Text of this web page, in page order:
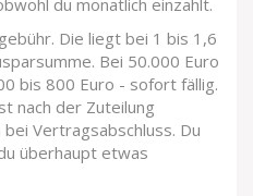
du monatlich einzahlt.
Die liegt bei 1 bis 1,6
Bei 50.000 Euro
bis 800 Euro - sofort fällig.
nach der Zuteilung
Vertragsabschluss. Du
überhaupt etwas